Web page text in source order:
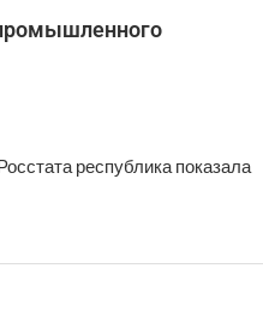
республика показала